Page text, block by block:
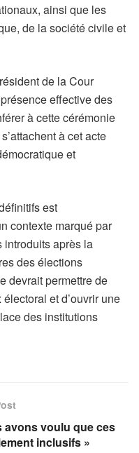
ainsi que les
de la société civile et
de la Cour
effective des
à cette cérémonie
à cet acte
et
est
contexte marqué par
introduits après la
des élections
devrait permettre de
et d’ouvrir une
des institutions
avons voulu que ces
inclusifs »